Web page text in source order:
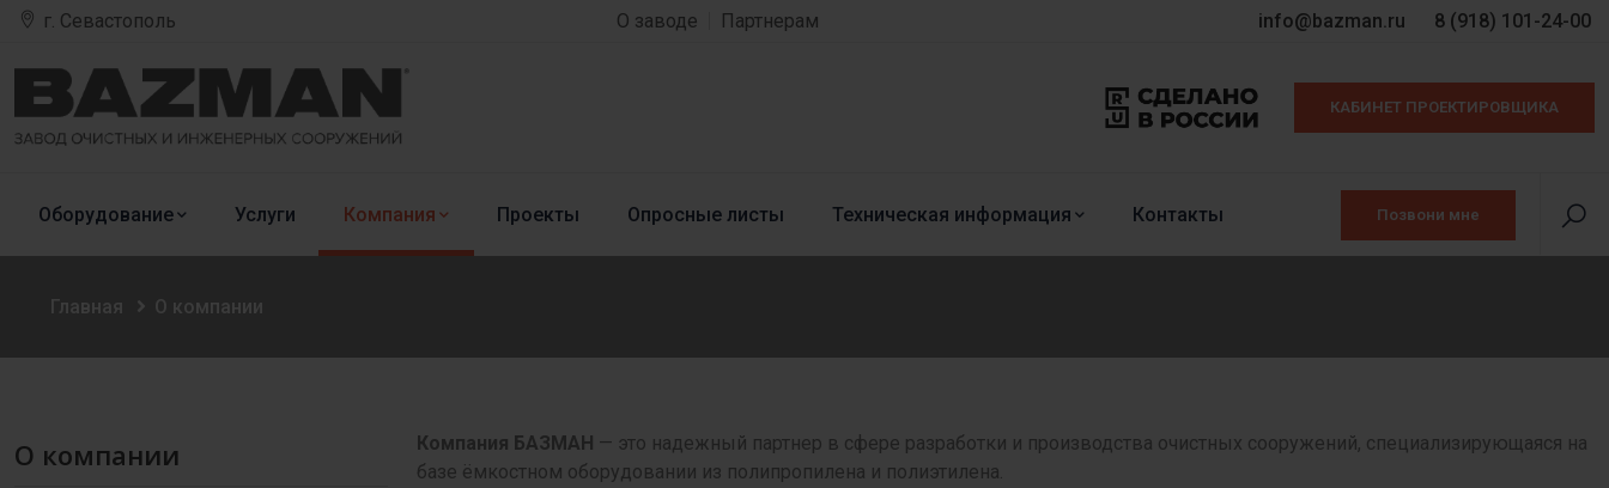
г. Севастополь О заводе Партнерам info@bazman.ru 8 (918) 101-24-00
КАБИНЕТ ПРОЕКТИРОВЩИКА
Оборудование Услуги Компания Проекты Опросные листы Техническая информация Контакты Позвони мне
Главная О компании
О компании Компания БАЗМАН — это надежный партнер в сфере разработки и производства очистных сооружений, специализирующаяся на
базе ёмкостном оборудовании из полипропилена и полиэтилена.